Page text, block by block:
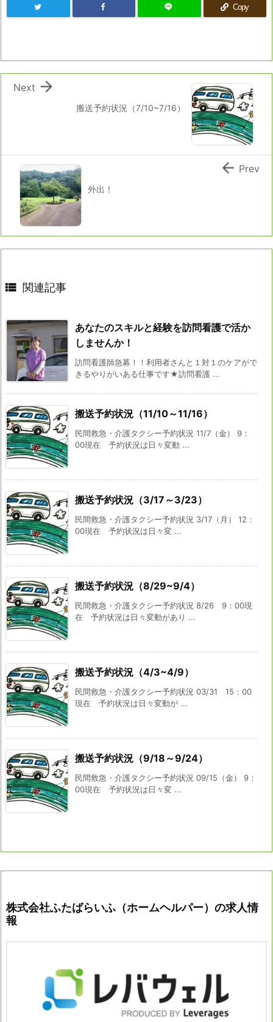
Copy
搬送予約状況（7/10~7/16）

Next
外出！
 Prev
 関連記事
あなたのスキルと経験を訪問看護で活か
しませんか！
訪問看護師急募！！利用者さんと１対１のケアがで
きるやりがいある仕事です★訪問看護 ...
搬送予約状況（11/10～11/16）
民間救急・介護タクシー予約状況 11/7（金） 9：
00現在 予約状況は日々変動 ...
搬送予約状況（3/17～3/23）
民間救急・介護タクシー予約状況 3/17（月） 12：
00現在 予約状況は日々変 ...
搬送予約状況（8/29~9/4）
民間救急・介護タクシー予約状況 8/26 9：00現
在 予約状況は日々変動があり ...
搬送予約状況（4/3~4/9）
民間救急・介護タクシー予約状況 03/31 15：00
現在 予約状況は日々変動が ...
搬送予約状況（9/18～9/24）
民間救急・介護タクシー予約状況 09/15（金） 9：
00現在 予約状況は日々変 ...
株式会社ふたばらいふ（ホームヘルパー）の求人情
報